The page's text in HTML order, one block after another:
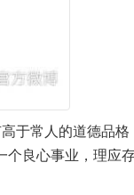
于常人的道德品
良心事业，理应